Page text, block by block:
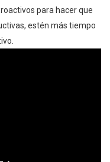
para hacer que
estén más tiempo